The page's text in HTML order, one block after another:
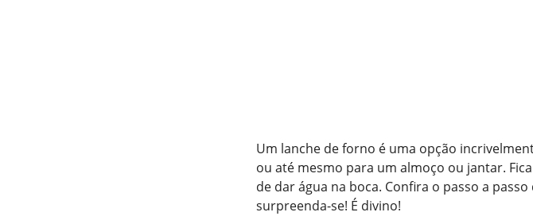
Um lanche de forno é uma opção
ou até mesmo para um almoço ou jantar.
de dar água na boca. Confira o passo a
surpreenda-se! É divino!